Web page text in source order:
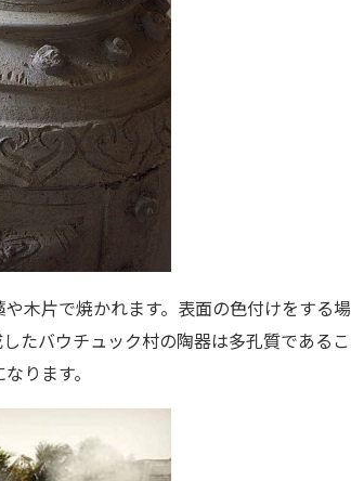
木片で焼かれます。表面の色付けをする
たバウチュック村の陶器は多孔質である
ります。